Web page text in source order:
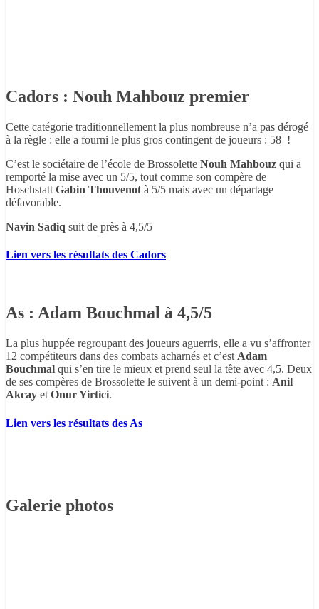
Cadors : Nouh Mahbouz premier
Cette catégorie traditionnellement la plus nombreuse n’a pas dérogé
à la règle : elle a fourni le plus gros contingent de joueurs : 58 !
C’est le sociétaire de l’école de Brossolette Nouh Mahbouz qui a
remporté la mise avec un 5/5, tout comme son compère de
Hoschstatt Gabin Thouvenot à 5/5 mais avec un départage
défavorable.
Navin Sadiq suit de près à 4,5/5
Lien vers les résultats des Cadors
As : Adam Bouchmal à 4,5/5
La plus huppée regroupant des joueurs aguerris, elle a vu s’affronter
12 compétiteurs dans des combats acharnés et c’est Adam
Bouchmal qui s’en tire le mieux et prend seul la tête avec 4,5. Deux
de ses compères de Brossolette le suivent à un demi-point : Anil
Akcay et Onur Yirtici.
Lien vers les résultats des As
Galerie photos